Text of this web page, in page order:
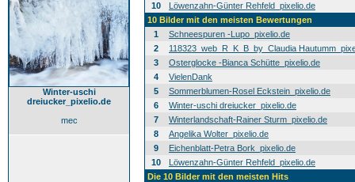
Winter-uschi
dreiucker_pixelio.de
mec
10
Löwenzahn-Günter Rehfeld_pixelio.de
10 Bilder mit den meisten Bewertungen
1
Schneespuren -Lupo_pixelio.de
2
118323_web_R_K_B_by_Claudia
3
Osterglocke -Bianca Schütte_pixelio.de
4
VielenDank
5
Sommerblumen-Rosel Eckstein_pixelio.de
6
Winter-uschi dreiucker_pixelio.de
7
Winterlandschaft-Rainer Sturm_pixelio.de
8
Angelika Wolter_pixelio.de
9
Eichenblatt-Petra Bork_pixelio.de
10
Löwenzahn-Günter Rehfeld_pixelio.de
Die 10 Bilder mit den meisten Hits